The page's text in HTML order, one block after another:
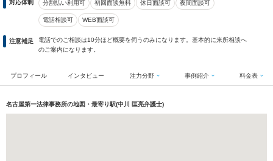
対応体制 分割払い利用可 初回面談無料 休日面談可 夜間面談可
電話相談可 WEB面談可
注意補足
電話でのご相談は10分ほど概要を伺うのみになります。基本的に来所相談へ
のご案内になります。
プロフィール インタビュー 注力分野 事例紹介 料金表
名古屋第一法律事務所の地図・最寄り駅(中川 匡亮弁護士)